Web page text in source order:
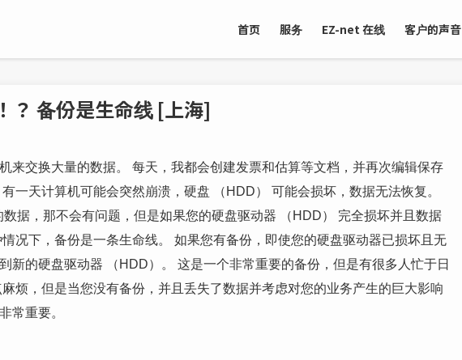
首页 服务 EZ-net 在线 客户的声音
？ 备份是生命线 [上海]
来交换大量的数据。 每天，我都会创建发票和估算等文档，并再次编辑保存
一天计算机可能会突然崩溃，硬盘 （HDD） 可能会损坏，数据无法恢复。
据，那不会有问题，但是如果您的硬盘驱动器 （HDD） 完全损坏并且数据
况下，备份是一条生命线。 如果您有备份，即使您的硬盘驱动器已损坏且无
新的硬盘驱动器 （HDD）。 这是一个非常重要的备份，但是有很多人忙于日
烦，但是当您没有备份，并且丢失了数据并考虑对您的业务产生的巨大影响
常重要。